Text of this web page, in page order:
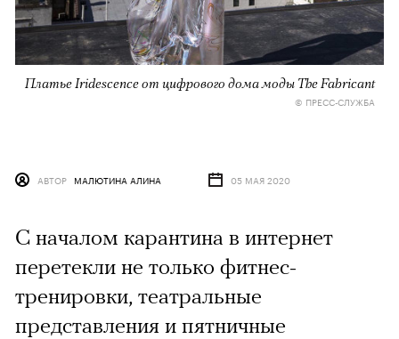
Платье Iridescence от цифрового дома моды The Fabricant
© ПРЕСС-СЛУЖБА
АВТОР МАЛЮТИНА АЛИНА 05 МАЯ 2020
С началом карантина в интернет
перетекли не только фитнес-
тренировки, театральные
представления и пятничные